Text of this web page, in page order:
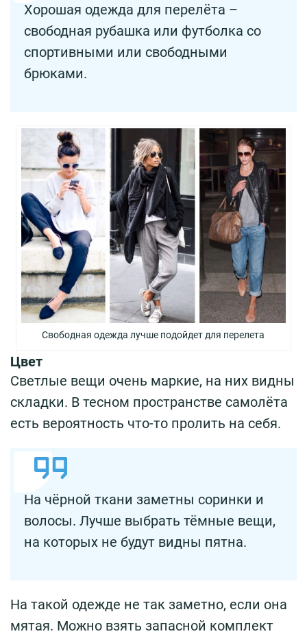
Хорошая одежда для перелёта –
свободная рубашка или футболка со
спортивными или свободными
брюками.
Свободная одежда лучше подойдет для перелета
Цвет
Светлые вещи очень маркие, на них видны
складки. В тесном пространстве самолёта
есть вероятность что-то пролить на себя.
На чёрной ткани заметны соринки и
волосы. Лучше выбрать тёмные вещи,
на которых не будут видны пятна.
На такой одежде не так заметно, если она
мятая. Можно взять запасной комплект